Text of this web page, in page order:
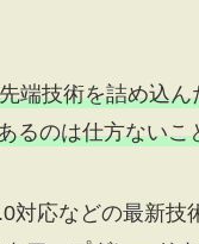
端技術を詰め込
るのは仕方ないこ
対応などの最新技